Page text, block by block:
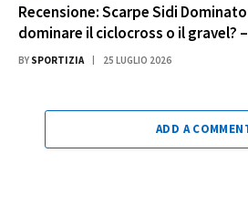
Recensione: Scarpe Sidi
dominare il ciclocross o il gravel?
BY SPORTIZIA 25 LUGLIO 2026
ADD A